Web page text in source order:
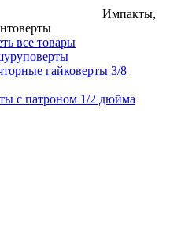
Импакты,
все товары
гайковерты 3/8
с патроном 1/2 дюйма